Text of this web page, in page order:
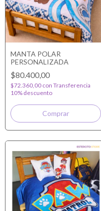
MANTA POLAR
PERSONALIZADA
$80.400,00
$72.360,00 con Transferencia
10% descuento
Comprar